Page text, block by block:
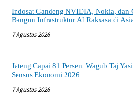
Indosat Gandeng NVIDIA, Nokia, dan
Bangun Infrastruktur AI Raksasa di
7 Agustus 2026
Jateng Capai 81 Persen, Wagub Taj
Sensus Ekonomi 2026
7 Agustus 2026